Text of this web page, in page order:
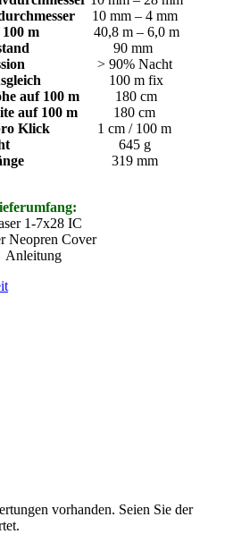
10 mm – 4 mm
m
40,8 m – 6,0 m
90 mm
> 90% Nacht
100 m fix
auf 100 m
180 cm
auf 100 m
180 cm
Klick
1 cm / 100 m
645 g
319 mm
1-7x28 IC
Neopren Cover
Anleitung
vorhanden. Seien Sie der